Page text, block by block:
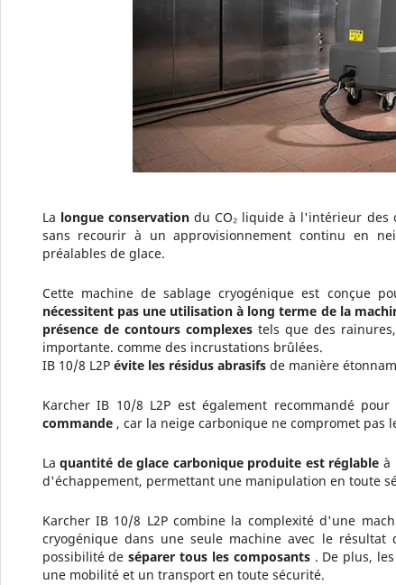
La longue conservationdu CO₂ liquide à l'intérieur des
sans recourir à un approvisionnement continu en
préalables de glace.
Cette machine de sablage cryogénique est conçue
nécessitent pas une utilisation à long terme de la
présence de contours complexestels que des
importante. comme des incrustations brûlées.
IB 10/8 L2P évite les résidus abrasifsde manière
Karcher IB 10/8 L2P est également recommandé pour
commande, car la neige carbonique ne compromet pas
Laquantité de glace carbonique produite est réglable à
d'échappement, permettant une manipulation en toute
Karcher IB 10/8 L2P combine la complexité d'une
cryogénique dans une seule machine avec le résultat
possibilité deséparer tous les composants. De plus, les
une mobilité et un transport en toute sécurité.